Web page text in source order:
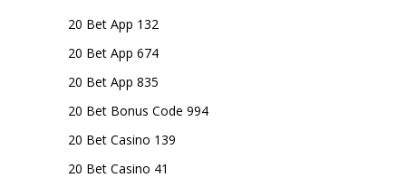
20 Bet App 132
20 Bet App 674
20 Bet App 835
20 Bet Bonus Code 994
20 Bet Casino 139
20 Bet Casino 41